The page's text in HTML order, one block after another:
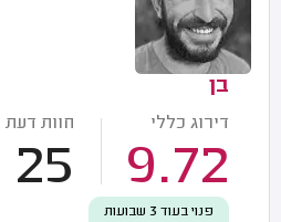
בן
דירוג כללי
9.72
חוות דעת
25
פנוי בעוד 3 שבועות